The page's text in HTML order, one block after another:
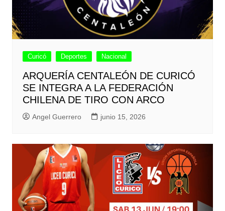
Curicó Deportes Nacional
ARQUERÍA CENTALEÓN DE CURICÓ
SE INTEGRA A LA FEDERACIÓN
CHILENA DE TIRO CON ARCO
Angel Guerrero junio 15, 2026